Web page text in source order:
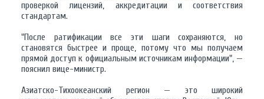
проверкой лицензий, аккредитации и соответствия
стандартам.
"После ратификации все эти шаги сохраняются, но
становятся быстрее и проще, потому что мы получаем
прямой доступ к официальным источникам информации", —
пояснил вице-министр.
Азиатско-Тихоокеанский регион — это широкий